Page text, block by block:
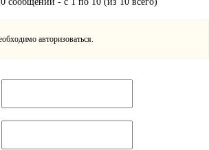
авторизоваться.